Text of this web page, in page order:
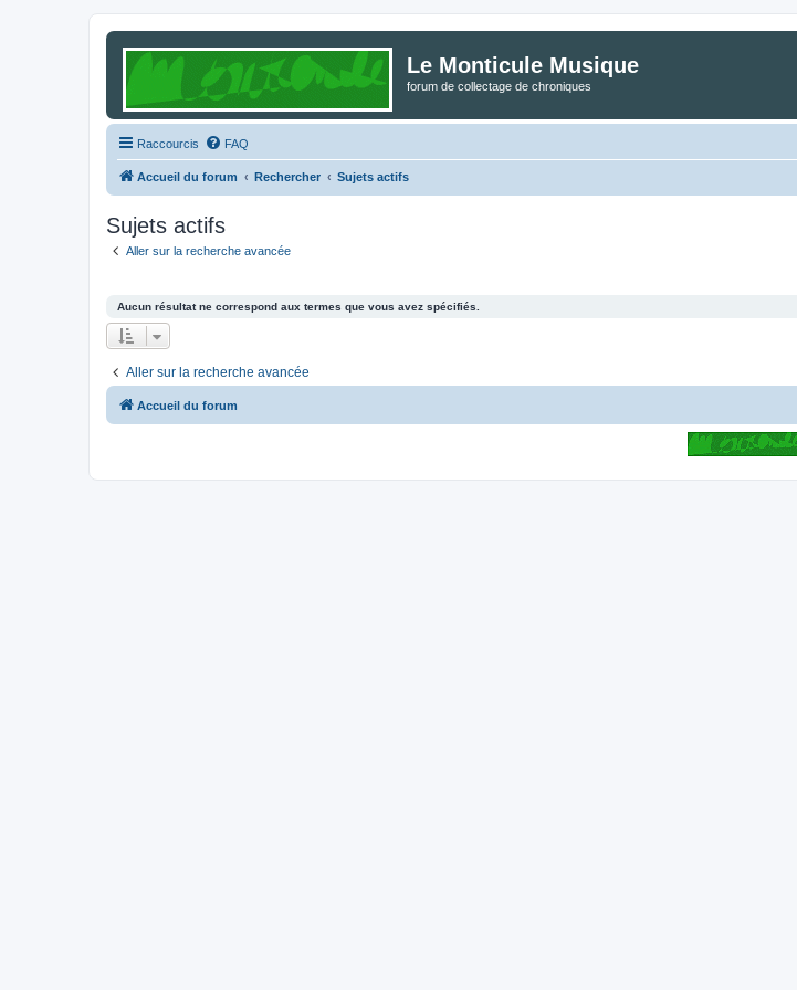
Le Monticule Musique
forum de collectage de chroniques
Raccourcis FAQ
Accueil du forum Rechercher Sujets actifs
Sujets actifs
Aller sur la recherche avancée
Aucun résultat ne correspond aux termes que vous avez spécifiés.
Aller sur la recherche avancée
Accueil du forum